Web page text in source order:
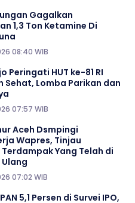
Gagalkan
1,3 Ton Ketamine Di
08:40 WIB
Peringati HUT ke-81 RI
Sehat, Lomba Parikan dan
07:57 WIB
Aceh Dsmpingi
Wapres, Tinjau
Yang Telah di
07:02 WIB
5,1 Persen di Survei IPO,